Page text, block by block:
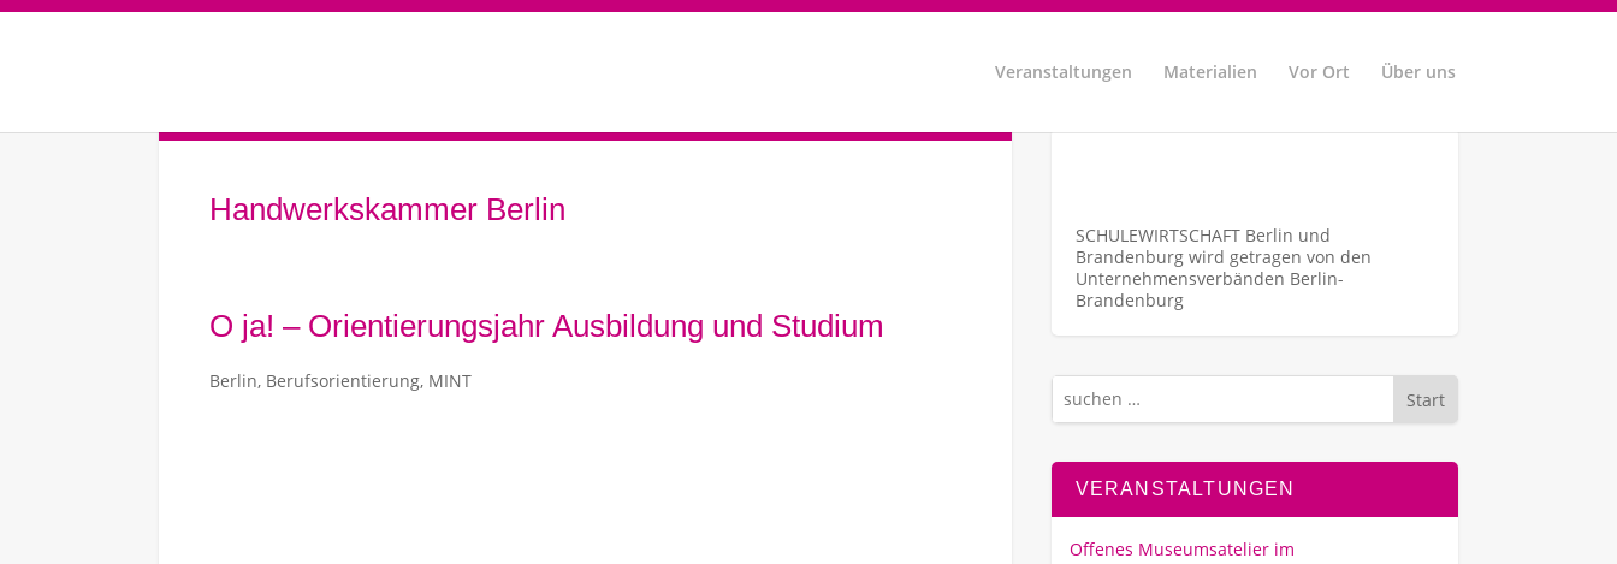
Veranstaltungen Materialien Vor Ort Über uns
Handwerkskammer Berlin
O ja! – Orientierungsjahr Ausbildung und Studium
Berlin, Berufsorientierung, MINT
SCHULEWIRTSCHAFT Berlin und
Brandenburg wird getragen von den
Unternehmens­verbänden Berlin-
Brandenburg
Start
VERANSTALTUNGEN
Offenes Museumsatelier im